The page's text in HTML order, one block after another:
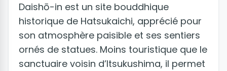
Daishō-in est un site bouddhique
historique de Hatsukaichi, apprécié pour
son atmosphère paisible et ses sentiers
ornés de statues. Moins touristique que le
sanctuaire voisin d’Itsukushima, il permet